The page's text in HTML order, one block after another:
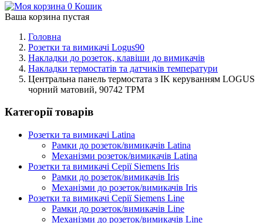
0 Кошик
Ваша корзина пустая
Головна
Розетки та вимикачі Logus90
Накладки до розеток, клавіши до вимикачів
Накладки термостатів та датчиків температури
Центральна панель термостата з IK керуванням LOGUS
чорний матовий, 90742 TPM
Категорії товарів
Розетки та вимикачі Latina
Рамки до розеток/вимикачів Latina
Механізми розеток/вимикачів Latina
Розетки та вимикачі Серії Siemens Iris
Рамки до розеток/вимикачів Iris
Механізми до розеток/вимикачів Iris
Розетки та вимикачі Серії Siemens Line
Рамки до розеток/вимикачів Line
Механізми до розеток/вимикачів Line